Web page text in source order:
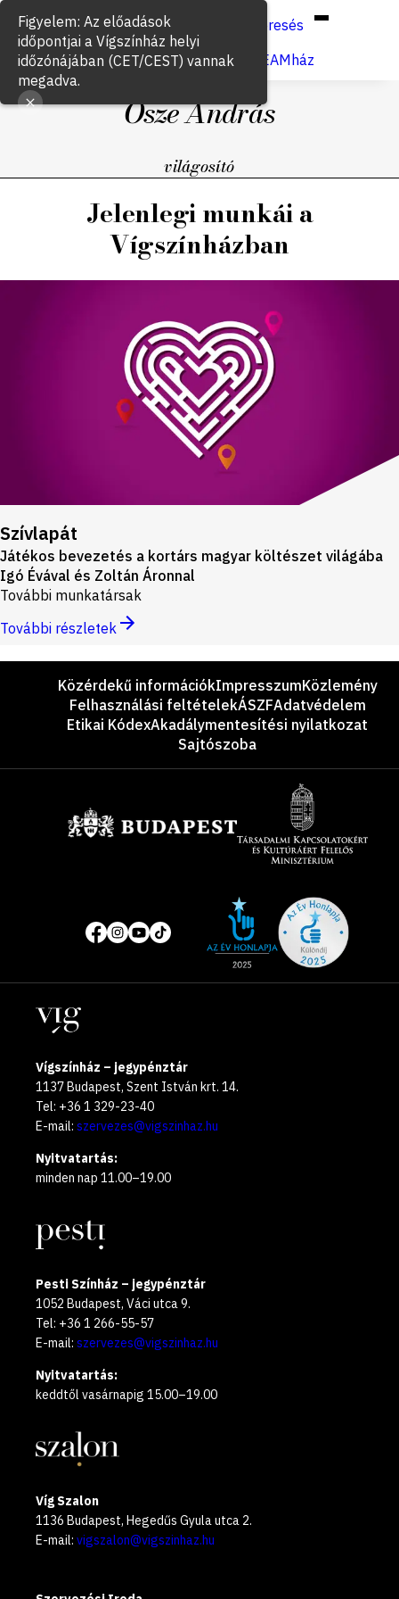
Keresés
Jegyvásárlás
VígSTREAMház
Ősze András
világosító
Jelenlegi munkái a
Vígszínházban
Szívlapát
Játékos bevezetés a kortárs magyar költészet világába
Igó Évával és Zoltán Áronnal
További munkatársak
További részletek
LáblécKözérdekű információkImpresszumKözlemény
Felhasználási feltételekÁSZFAdatvédelem
Etikai KódexAkadálymentesítési nyilatkozat
Sajtószoba
Közösségi
média
oldalak
of
year
Helyszínek
Vígszínház – jegypénztár
1137 Budapest, Szent István krt. 14.
Tel: +36 1 329-23-40
E-mail: szervezes@vigszinhaz.hu
Nyitvatartás:
minden nap 11.00–19.00
Pesti Színház – jegypénztár
1052 Budapest, Váci utca 9.
Tel: +36 1 266-55-57
E-mail: szervezes@vigszinhaz.hu
Nyitvatartás:
keddtől vasárnapig 15.00–19.00
Víg Szalon
1136 Budapest, Hegedűs Gyula utca 2.
E-mail: vigszalon@vigszinhaz.hu
Figyelem: Az előadások
időpontjai a Vígszínház helyi
időzónájában (CET/CEST) vannak
megadva.